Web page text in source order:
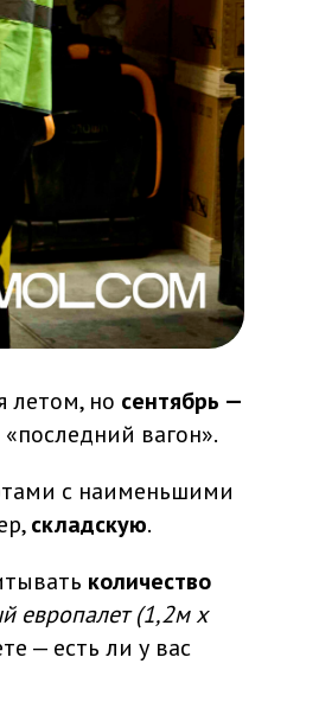
летом, но сентябрь —
вагон».
с наименьшими
складскую.
количество
европалет (1,2м х
— есть ли у вас